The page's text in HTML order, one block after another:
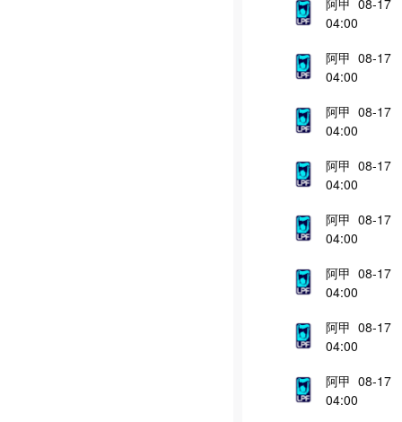
04:00
阿甲 08-17
04:00
阿甲 08-17
04:00
阿甲 08-17
04:00
阿甲 08-17
04:00
阿甲 08-17
04:00
阿甲 08-17
04:00
阿甲 08-17
04:00